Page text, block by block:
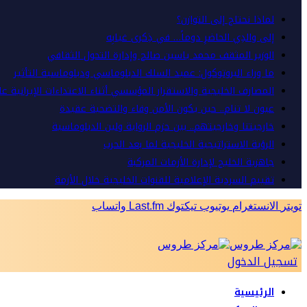
لماذا نحتاج إلى التوازن؟
إلى والدِي الحاضرِ دوماً… في ذِكرى غيابِه
الوزير المثقف محمد ياسين صالح وإدارة التحول الثقافي
ما وراء البروتوكول: عميد السلك الدبلوماسي ودبلوماسية التأثير
المصارف الخليجية والاستقرار المؤسسي أثناء الاعتداءات
عيون لا تنام.. حين يكون الأمن وفاء والتضحية عقيدة
خارجيتنا وخارجيتهم.. بين حزم الرواية ولين الدبلوماسية
الرؤية الاستراتيجية الخليجية لما بعد الحرب
جاهزية الخليج لإدارة الأزمات المركبة
تقييم السردية الإعلامية للقنوات الخليجية خلال الأزمة
تويتر الانستغرام يوتيوب تيكتوك Last.fm واتساب
تسجيل الدخول
الرئيسية